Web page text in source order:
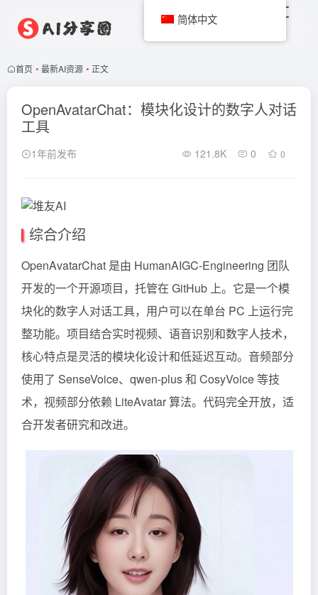
首页 • 最新AI资源 • 正文
OpenAvatarChat：模块化设计的数字人对话
工具
1年前发布 121.8K 0 0
综合介绍
OpenAvatarChat 是由 HumanAIGC-Engineering 团队
开发的一个开源项目，托管在 GitHub 上。它是一个模
块化的数字人对话工具，用户可以在单台 PC 上运行完
整功能。项目结合实时视频、语音识别和数字人技术，
核心特点是灵活的模块化设计和低延迟互动。音频部分
使用了 SenseVoice、qwen-plus 和 CosyVoice等技
术，视频部分依赖 LiteAvatar 算法。代码完全开放，适
合开发者研究和改进。
简体中文